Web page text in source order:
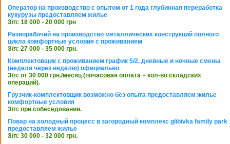
Оператор на производство с опытом от 1 года глубинная переработка
кукурузы предоставляем жилье
З/п: 18 000 - 20 000 грн
Разнорабочий на производство металлических конструкций полного
цикла комфортные условия с проживанием
З/п: 27 000 - 35 000 грн.
Комплектовщик с проживанием график 5/2, дневные и ночные смены
(неделя через неделю) официально
З/п: от 30 000 грн./месяц (почасовая оплата + кол-во складских
операций).
Грузчик-комплектовщик возможно без опыта предоставляем жилье
комфортные условия
З/п: при собеседовании.
Повар на холодный процесс в загородный комплекс glibivka family park
предоставляем жилье
З/п: 30 000 - 32 000 грн.